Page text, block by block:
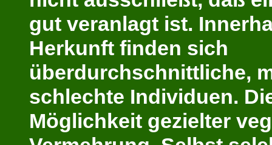
gut veranlagt ist.
Herkunft finden sich
überdurchschnittliche,
schlechte Individuen.
Möglichkeit gezielter